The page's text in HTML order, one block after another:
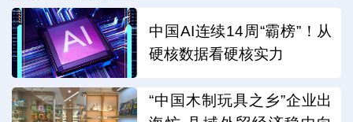
中国AI连续14周“霸榜”！从
硬核数据看硬核实力
“中国木制玩具之乡”企业出